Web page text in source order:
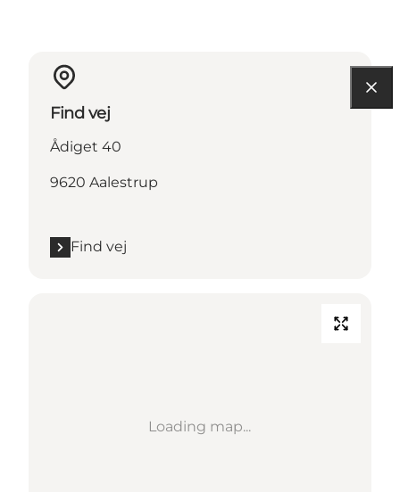
Find vej
Ådiget 40
9620 Aalestrup
Find vej
Loading map...